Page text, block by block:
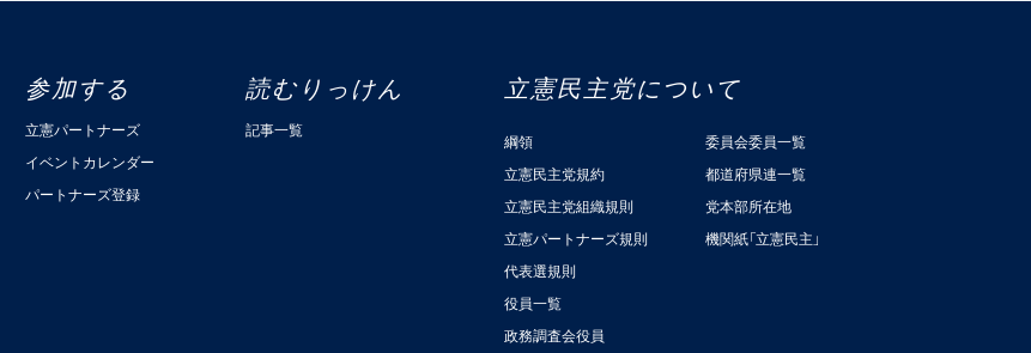
参加する
立憲パートナーズ
イベントカレンダー
パートナーズ登録
読むりっけん
記事一覧
立憲民主党について
綱領
立憲民主党規約
立憲民主党組織規則
立憲パートナーズ規則
代表選規則
役員一覧
政務調査会役員
委員会委員一覧
都道府県連一覧
党本部所在地
機関紙「立憲民主」